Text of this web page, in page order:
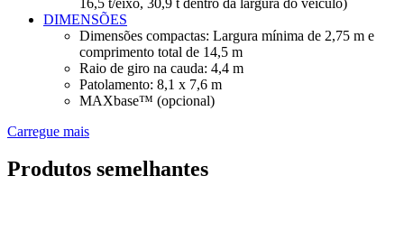
DIMENSÕES
Dimensões compactas: Largura mínima de 2,75 m e
comprimento total de 14,5 m
Raio de giro na cauda: 4,4 m
Patolamento: 8,1 x 7,6 m
MAXbase™ (opcional)
Carregue mais
Produtos semelhantes